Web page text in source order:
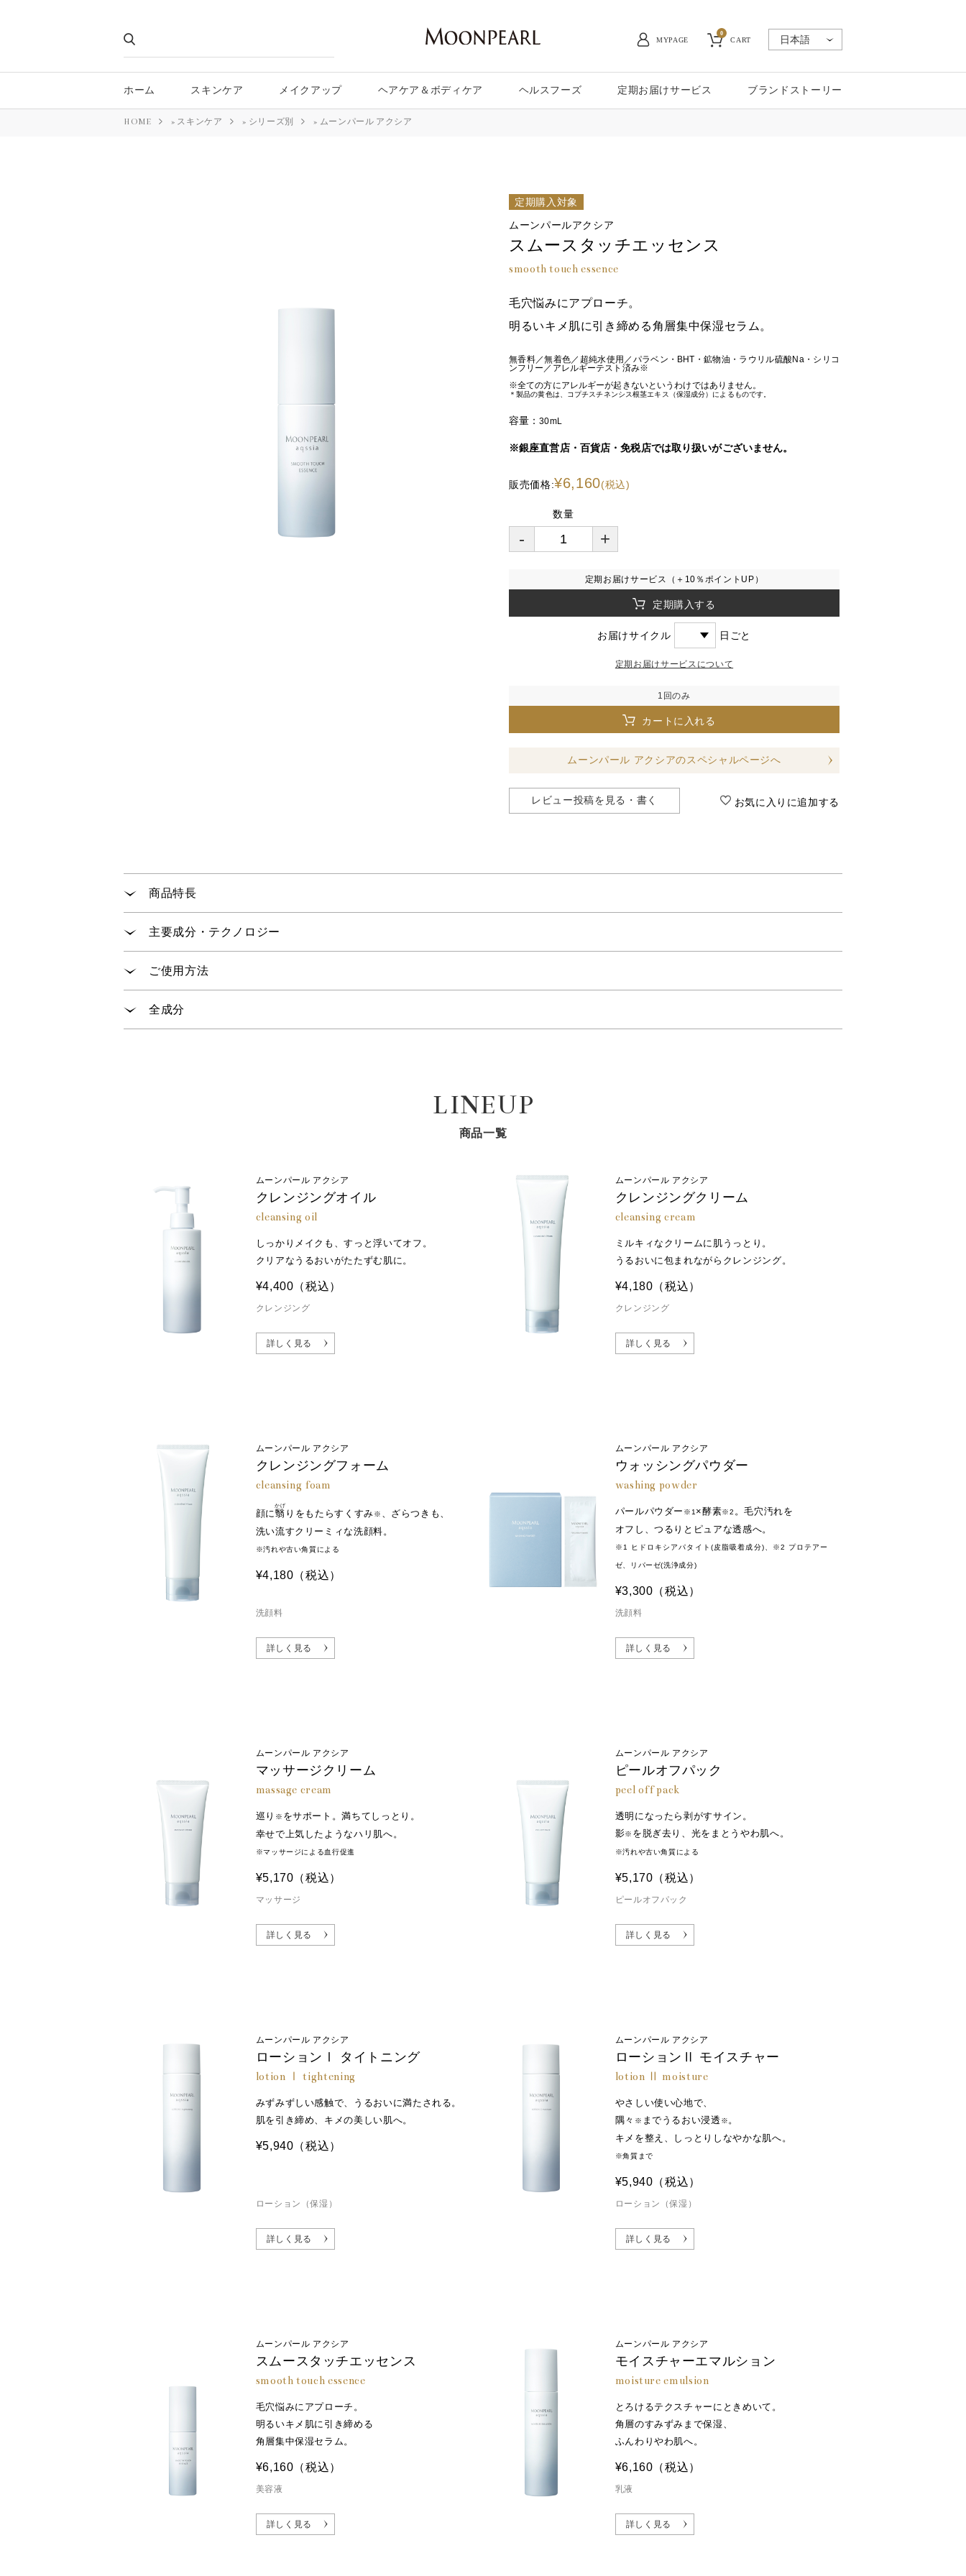
MYPAGE CART
0
ホーム スキンケア メイクアップ ヘアケア＆ボディケア ヘルスフーズ 定期お届けサービス ブランドストーリー
HOME » スキンケア » シリーズ別 » ムーンパール アクシア
定期購入対象
ムーンパールアクシア
スムースタッチエッセンス
smooth touch essence
毛穴悩みにアプローチ。
明るいキメ肌に引き締める角層集中保湿セラム。
無香料／無着色／超純水使用／パラベン・BHT・鉱物油・ラウリル硫酸Na・シリコ
ンフリー／アレルギーテスト済み※
※全ての方にアレルギーが起きないというわけではありません。
＊製品の黄色は、コプチスチネンシス根茎エキス（保湿成分）によるものです。
容量：30mL
※銀座直営店・百貨店・免税店では取り扱いがございません。
販売価格:¥6,160(税込)
数量
- +
定期お届けサービス（＋10％ポイントUP）
定期購入する
お届けサイクル 日ごと
定期お届けサービスについて
1回のみ
カートに入れる
ムーンパール アクシアのスペシャルページへ
レビュー投稿を見る・書く お気に入りに追加する
商品特長
毛穴の目立ちやくすみ
主要成分・テクノロジー
真珠層に約5%しか存在しない希少なタンパク質から抽出。アミノ酸やペプチドを含み、天然保湿因
面温度と相性がよく、保湿持続性にすぐれています。
肌のバリアをサポート
サガラメエキス
オリジナル成分
オオバナサルスベリエキス MP
てイメージです。
ご使用方法
ステップ① 手のひらに2プッシュを目安にとります。
全成分
－１４ポリグリセリル－２エーテル、ＰＰＧ－６デシルテトラデセス－３０、（アクリル酸ヒドロキシエチル／アクリロイルジメチルタウリンＮ
ａ）コポリマー、クエン酸Ｎａ、ＰＶＰ、ＥＤＴＡ－２Ｎａ、トコフェロール、クエン酸、イソステアリン酸ソルビタン、ポリソルベート６０、
メントール、ペンチレングリコール、リン酸２Ｎａ、リン酸Ｋ、フェノキシエタノール
LINEUP
商品一覧
ムーンパール アクシア
クレンジングオイル
cleansing oil
しっかりメイクも、すっと浮いてオフ。
クリアなうるおいがたたずむ肌に。
クレンジング
¥4,400 （税込）
詳しく見る
ムーンパール アクシア
クレンジングクリーム
cleansing cream
ミルキィなクリームに肌うっとり。
うるおいに包まれながらクレンジング。
クレンジング
¥4,180 （税込）
詳しく見る
ムーンパール アクシア
クレンジングフォーム
cleansing foam
顔に翳
かげ
りをもたらすくすみ※ 、ざらつきも、
洗い流すクリーミィな洗顔料。
※汚れや古い角質による
洗顔料
¥4,180 （税込）
詳しく見る
ムーンパール アクシア
ウォッシングパウダー
washing powder
パールパウダー ※1 ×酵素※2 。毛穴汚れを
オフし、つるりとピュアな透感へ。
※1 ヒドロキシアパタイト(皮脂吸着成分)、※2 プロテアー
ゼ、リパーゼ(洗浄成分)
洗顔料
¥3,300 （税込）
詳しく見る
ムーンパール アクシア
マッサージクリーム
massage cream
巡り ※ をサポート。満ちてしっとり。
幸せで上気したようなハリ肌へ。
※マッサージによる血行促進
マッサージ
¥5,170 （税込）
詳しく見る
ムーンパール アクシア
ピールオフパック
peel off pack
透明になったら剥がすサイン。
影※ を脱ぎ去り、光をまとうやわ肌へ。
※汚れや古い角質による
ピールオフパック
¥5,170 （税込）
詳しく見る
ムーンパール アクシア
ローションⅠ タイトニング
lotion Ⅰ tightening
みずみずしい感触で、
うるおいに満たされる。
肌を引き締め、キメの美しい肌へ。
ローション（保湿）
¥5,940 （税込）
詳しく見る
ムーンパール アクシア
ローションⅡ モイスチャー
lotion Ⅱ moisture
やさしい使い心地で、
隅々 ※ までうるおい浸透 ※。
キメを整え、しっとりしなやかな肌へ。
※角質まで
ローション（保湿）
¥5,940 （税込）
詳しく見る
ムーンパール アクシア
スムースタッチエッセンス
smooth touch essence
毛穴悩みにアプローチ。
明るいキメ肌に引き締める
角層集中保湿セラム。
美容液
¥6,160 （税込）
詳しく見る
ムーンパール アクシア
モイスチャーエマルション
moisture emulsion
とろけるテクスチャーにときめいて。
角層のすみずみまで保湿、
ふんわりやわ肌へ。
乳液
¥6,160 （税込）
詳しく見る